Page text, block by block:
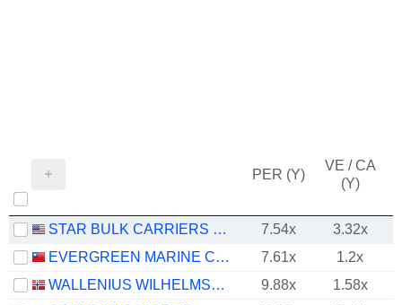
PER (Y)
VE / CA
(Y)
STAR BULK CARRIERS CORP. 7.54x
3.32x
EVERGREEN MARINE CORPORATION (TAIWAN) LTD.
7.61x
1.2x
WALLENIUS WILHELMSEN ASA
9.88x
1.58x